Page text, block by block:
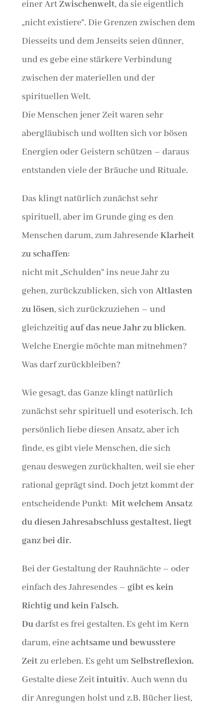
einer ArtZwischenwelt, da sie eigentlich
„nicht existiere“. Die Grenzen zwischen dem
Diesseits und dem Jenseits seien dünner,
und es gebe eine stärkere Verbindung
zwischen der materiellen und der
spirituellen Welt.
Die Menschen jener Zeit waren sehr
abergläubisch und wollten sich vor bösen
Energien oder Geistern schützen – daraus
entstanden viele der Bräuche und Rituale.
Das klingt natürlich zunächst sehr
spirituell, aber im Grunde ging es den
Menschen darum, zum JahresendeKlarheit
zu schaffen:
nicht mit „Schulden“ ins neue Jahr zu
gehen, zurückzublicken, sich vonAltlasten
zu lösen, sich zurückzuziehen – und
gleichzeitigauf das neue Jahr zu blicken.
Welche Energie möchte man mitnehmen?
Was darf zurückbleiben?
Wie gesagt, das Ganze klingt natürlich
zunächst sehr spirituell und esoterisch. Ich
persönlich liebe diesen Ansatz, aber ich
finde, es gibt viele Menschen, die sich
genau deswegen zurückhalten, weil sie eher
rational geprägt sind. Doch jetzt kommt der
entscheidende Punkt: Mit welchem Ansatz
du diesen Jahresabschluss gestaltest, liegt
ganz bei dir.
Bei der Gestaltung der Rauhnächte – oder
einfach des Jahresendes – gibt es kein
Richtig und kein Falsch.
Dudarfst es frei gestalten. Es geht im Kern
darum, eineachtsame und bewusstere
Zeitzu erleben. Es geht um Selbstreflexion.
Gestalte diese Zeitintuitiv. Auch wenn du
dir Anregungen holst und z.B. Bücher liest,